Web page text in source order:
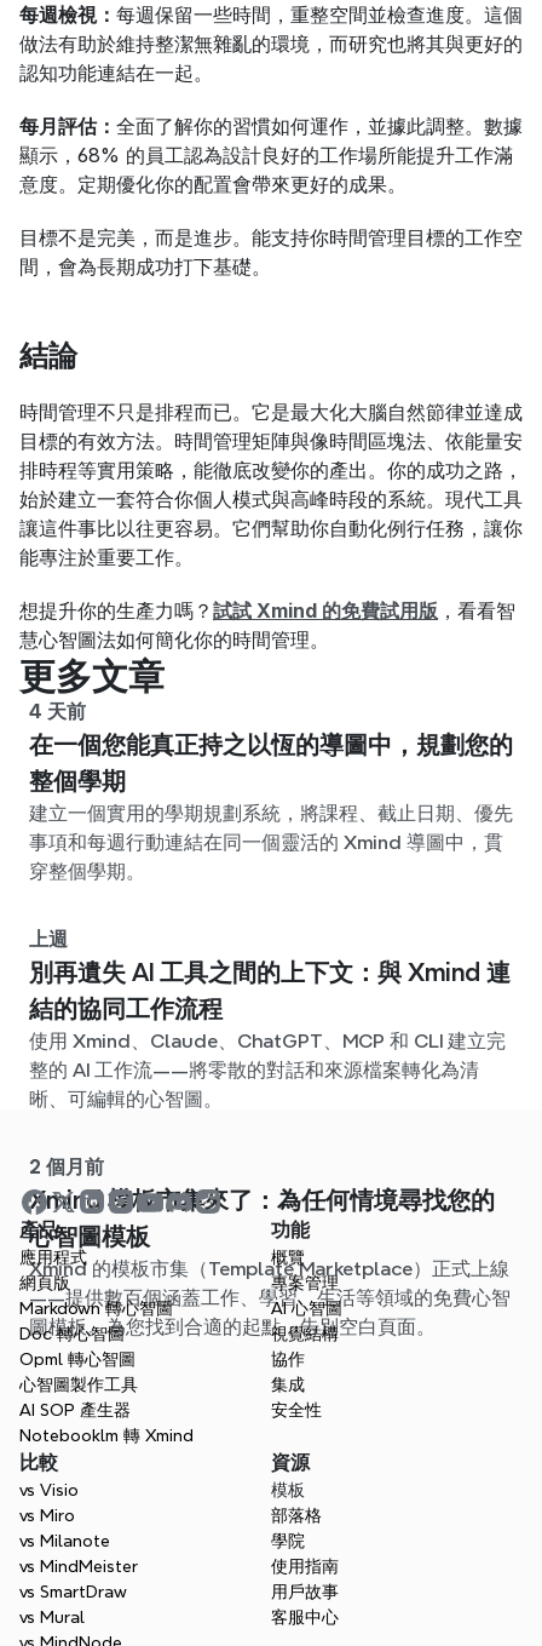
每週檢視： 每週保留一些時間，重整空間並檢查進度。這個
做法有助於維持整潔無雜亂的環境，而研究也將其與更好的
認知功能連結在一起。
每月評估： 全面了解你的習慣如何運作，並據此調整。數據
顯示，68% 的員工認為設計良好的工作場所能提升工作滿
意度。定期優化你的配置會帶來更好的成果。
目標不是完美，而是進步。能支持你時間管理目標的工作空
間，會為長期成功打下基礎。
結論
時間管理不只是排程而已。它是最大化大腦自然節律並達成
目標的有效方法。時間管理矩陣與像時間區塊法、依能量安
排時程等實用策略，能徹底改變你的產出。你的成功之路，
始於建立一套符合你個人模式與高峰時段的系統。現代工具
讓這件事比以往更容易。它們幫助你自動化例行任務，讓你
能專注於重要工作。
想提升你的生產力嗎？ 試試 Xmind 的免費試用版 ，看看智
慧心智圖法如何簡化你的時間管理。
更多文章
4 天前
在一個您能真正持之以恆的導圖中，規劃您的
整個學期
建立一個實用的學期規劃系統，將課程、截止日期、優先
事項和每週行動連結在同一個靈活的 Xmind 導圖中，貫
穿整個學期。
上週
別再遺失 AI 工具之間的上下文：與 Xmind 連
結的協同工作流程
使用 Xmind、Claude、ChatGPT、MCP 和 CLI 建立完
整的 AI 工作流——將零散的對話和來源檔案轉化為清
晰、可編輯的心智圖。
2 個月前
Xmind 模板市集來了：為任何情境尋找您的
心智圖模板
Xmind 的模板市集（Template Marketplace）正式上線
——提供數百個涵蓋工作、學習、生活等領域的免費心智
圖模板。為您找到合適的起點，告別空白頁面。
產品
應用程式
網頁版
Markdown 轉心智圖
Doc 轉心智圖
Opml 轉心智圖
心智圖製作工具
AI SOP 產生器
Notebooklm 轉 Xmind
功能
概覽
專案管理
AI 心智圖
視覺結構
協作
集成
安全性
比較
vs Visio
vs Miro
vs Milanote
vs MindMeister
vs SmartDraw
vs Mural
vs MindNode
資源
模板
部落格
學院
使用指南
用戶故事
客服中心